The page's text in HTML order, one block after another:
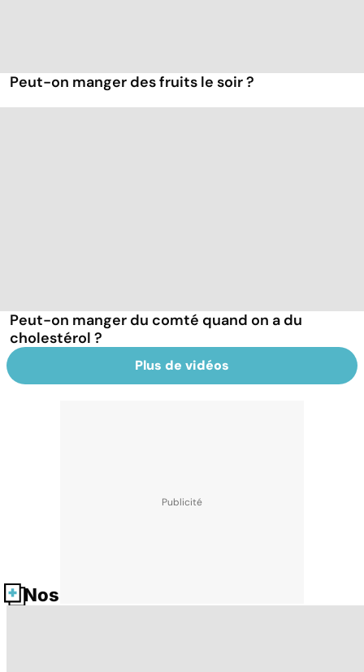
Peut-on manger des fruits le soir ?
Peut-on manger du comté quand on a du
cholestérol ?
Plus de vidéos
Nos fiches santé